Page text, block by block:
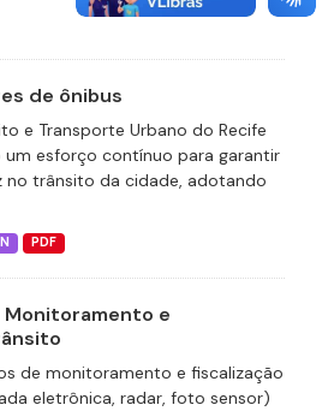
de ônibus
e Transporte Urbano do Recife
um esforço contínuo para garantir
no trânsito da cidade, adotando
PDF
e
de monitoramento e fiscalização
eletrônica, radar, foto sensor)